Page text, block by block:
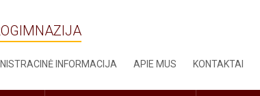
INFORMACIJA APIE MUS KONTAKTAI